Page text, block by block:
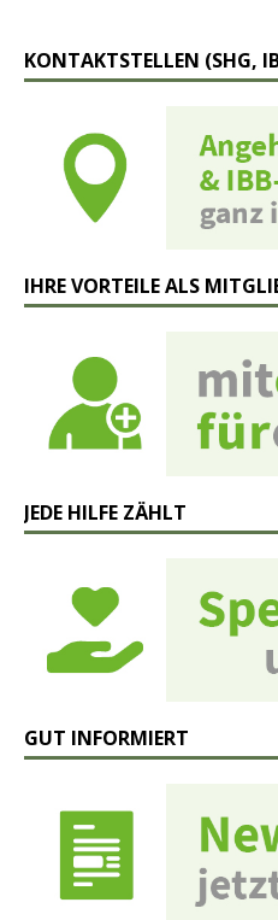
KONTAKTSTELLEN (SHG,
IHRE VORTEILE ALS
JEDE HILFE ZÄHLT
GUT INFORMIERT